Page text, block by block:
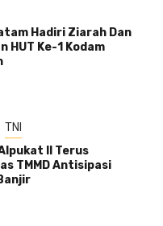
Hadiri Ziarah Dan
HUT Ke-1 Kodam
TNI
II Terus
TMMD Antisipasi